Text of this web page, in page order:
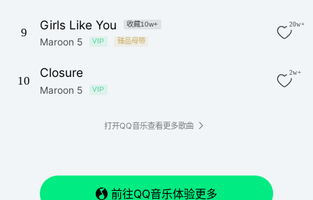
9
Girls Like You 收藏10w+
Maroon 5 VIP 臻品母带
20w+
10
Closure
Maroon 5 VIP
2w+
打开QQ音乐查看更多歌曲
前往QQ音乐体验更多